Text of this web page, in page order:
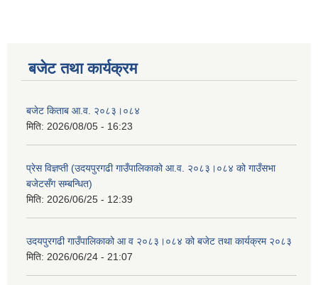
बजेट तथा कार्यक्रम
बजेट किताब आ.व. २०८३।०८४
मिति: 2026/08/05 - 16:23
प्रेस विज्ञप्ती (उदयपुरगढी गाउँपालिकाको आ.व. २०८३।०८४ को गाउँसभा
बजेटसँग सम्बन्धित)
मिति: 2026/06/25 - 12:39
उदयपुरगढी गाउँपालिकाको आ व २०८३।०८४ को बजेट तथा कार्यक्रम २०८३
मिति: 2026/06/24 - 21:07